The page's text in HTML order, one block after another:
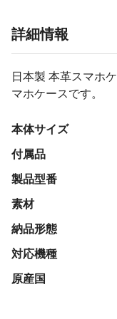
詳細情報
日本製 本革スマホ
マホケースです。
本体サイズ
付属品
製品型番
素材
納品形態
対応機種
原産国